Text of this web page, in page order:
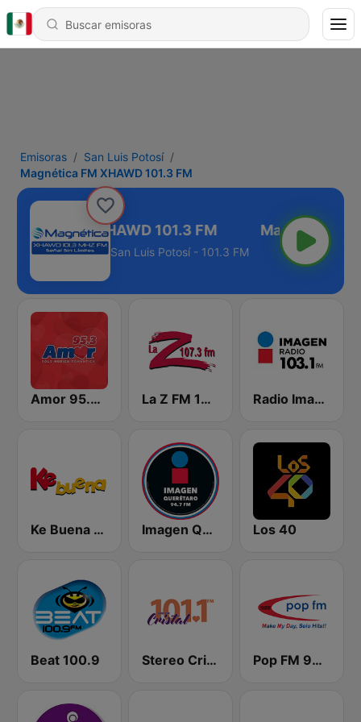
Emisoras
San Luis Potosí
Magnética FM XHAWD 101.3 FM
FM XHAWD 101.3 FM
San Luis Potosí - 101.3 FM
Amor 95.3 FM La Z FM 107.3 Radio Imagen 103.1 FM
Ke Buena 92.9 FM Imagen Querétaro 94.7 FM Los 40
Beat 100.9 Stereo Cristal 101.1 FM Pop FM 98.7